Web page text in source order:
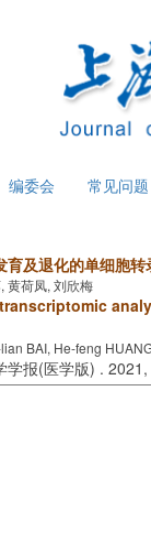
编委会 常见问题
育及退化的单细胞转
黄荷凤, 刘欣梅
BAI, He-feng
学报(医学版) . 2021,